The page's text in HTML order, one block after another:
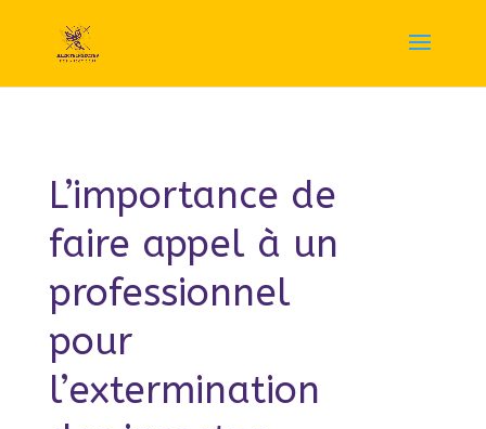
L’importance de
faire appel à un
professionnel
pour
l’extermination